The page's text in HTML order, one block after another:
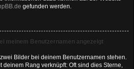
gefunden werden.
meinem Benutzernamen angezeigt
Bilder bei deinem Benutzernamen stehen.
deinem Rang verknüpft: Oft sind dies Sterne,